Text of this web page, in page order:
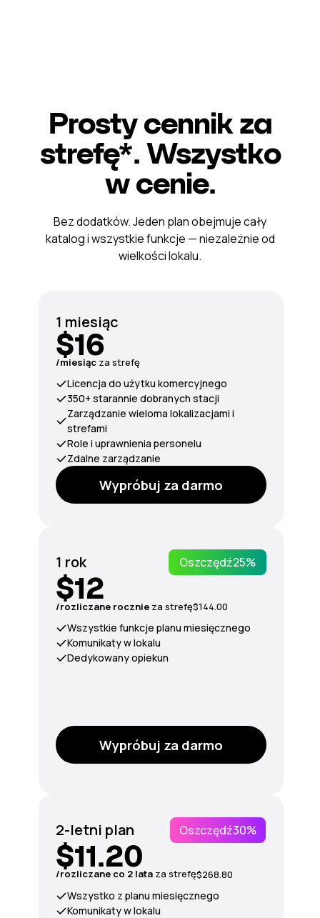
Prosty cennik za
strefę*. Wszystko
w cenie.
1 miesiąc
$16
/miesiąc za strefę
Licencja do użytku komercyjnego
350+ starannie dobranych stacji
Zarządzanie wieloma lokalizacjami i
strefami
Role i uprawnienia personelu
Zdalne zarządzanie
Wypróbuj za darmo
1 rok Oszczędź25%
$12
/rozliczane rocznie za strefę$144.00
Wszystkie funkcje planu miesięcznego
Komunikaty w lokalu
Dedykowany opiekun
Wypróbuj za darmo
2-letni plan Oszczędź30%
$11.20
/rozliczane co 2 lata za strefę$268.80
Wszystko z planu miesięcznego
Komunikaty w lokalu
Bez dodatków. Jeden plan obejmuje cały
katalog i wszystkie funkcje — niezależnie od
wielkości lokalu.